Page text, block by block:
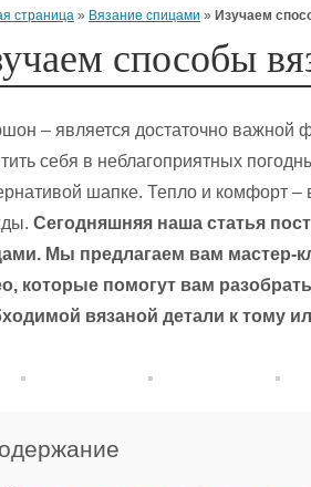
страница » Вязание спицами » Изучаем
способы
– является достаточно важной
себя в неблагоприятных
шапке. Тепло и комфорт
Сегодняшняя наша статья
Мы предлагаем вам мастер-
которые помогут вам
вязаной детали к тому